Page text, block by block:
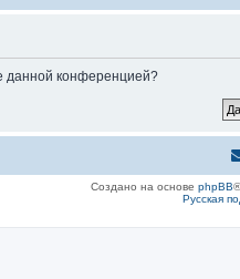
данной конференцией?
Создано на основе phpBB
Русская